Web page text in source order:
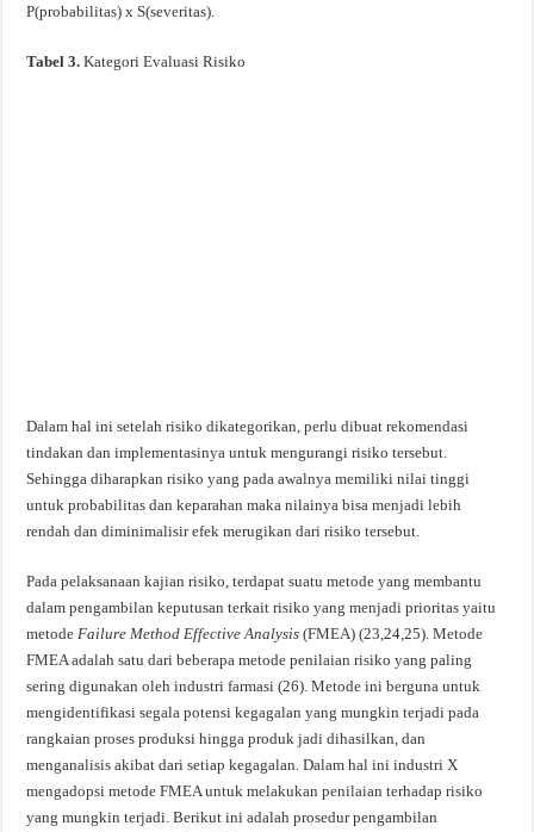
P(probabilitas) x S(severitas).
Tabel 3.Kategori Evaluasi Risiko
Dalam hal ini setelah risiko dikategorikan, perlu dibuat rekomendasi
tindakan dan implementasinya untuk mengurangi risiko tersebut.
Sehingga diharapkan risiko yang pada awalnya memiliki nilai tinggi
untuk probabilitas dan keparahan maka nilainya bisa menjadi lebih
rendah dan diminimalisir efek merugikan dari risiko tersebut.
Pada pelaksanaan kajian risiko, terdapat suatu metode yang membantu
dalam pengambilan keputusan terkait risiko yang menjadi prioritas yaitu
metode Failure Method Effective Analysis(FMEA) (23,24 ,25). Metode
FMEA adalah satu dari beberapa metode penilaian risiko yang paling
sering digunakan oleh industri farmasi (26). Metode ini berguna untuk
mengidentifikasi segala potensi kegagalan yang mungkin terjadi pada
rangkaian proses produksi hingga produk jadi dihasilkan, dan
menganalisis akibat dari setiap kegagalan. Dalam hal ini industri X
mengadopsi metode FMEA untuk melakukan penilaian terhadap risiko
yang mungkin terjadi. Berikut ini adalah prosedur pengambilan